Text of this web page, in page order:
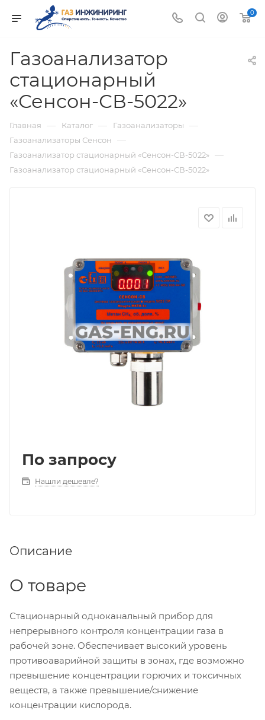
0
Газоанализатор
стационарный
«Сенсон-СВ-5022»
Главная — Каталог — Газоанализаторы —
Газоанализаторы Сенсон —
Газоанализатор стационарный «Сенсон-СВ-5022» —
Газоанализатор стационарный «Сенсон-СВ-5022»
По запросу
Нашли дешевле?
Описание
О товаре
Стационарный одноканальный прибор для
непрерывного контроля концентрации газа в
рабочей зоне. Обеспечивает высокий уровень
противоаварийной защиты в зонах, где возможно
превышение концентрации горючих и токсичных
веществ, а также превышение/снижение
концентрации кислорода.